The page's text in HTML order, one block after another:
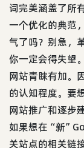
词完美涵盖了所
一个优化的典范
气了吗？别急，
你一定会得失望
网站青睐有加。
的认知程度。要
网站推广和逐步
如果想在“新
关站点的相关链